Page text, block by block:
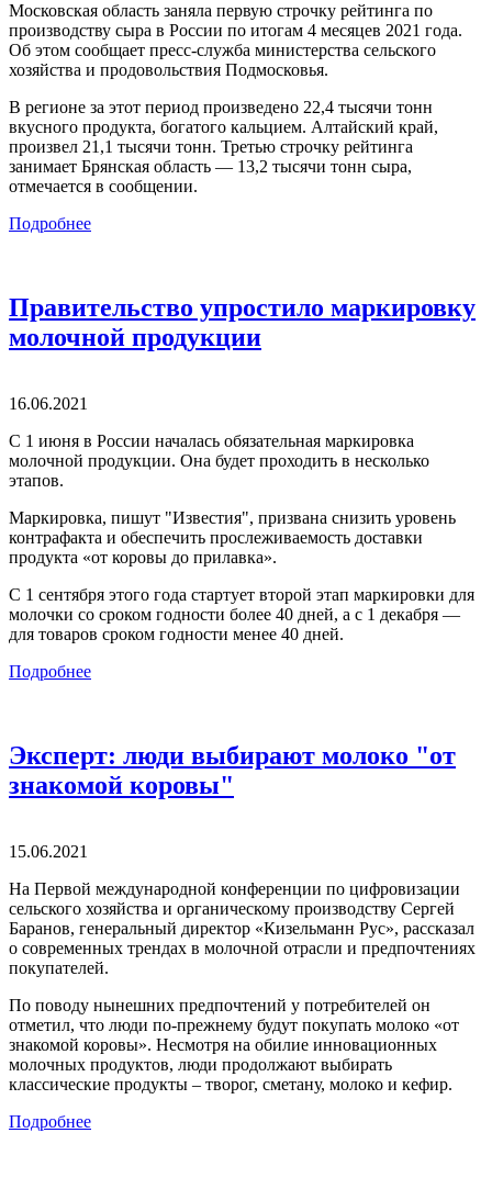
Московская область заняла первую строчку рейтинга по
производству сыра в России по итогам 4 месяцев 2021 года.
Об этом сообщает пресс-служба министерства сельского
хозяйства и продовольствия Подмосковья.
В регионе за этот период произведено 22,4 тысячи тонн
вкусного продукта, богатого кальцием. Алтайский край,
произвел 21,1 тысячи тонн. Третью строчку рейтинга
занимает Брянская область — 13,2 тысячи тонн сыра,
отмечается в сообщении.
Подробнее
Правительство упростило маркировку
молочной продукции
16.06.2021
C 1 июня в России началась обязательная маркировка
молочной продукции. Она будет проходить в несколько
этапов.
Маркировка, пишут "Известия", призвана снизить уровень
контрафакта и обеспечить прослеживаемость доставки
продукта «от коровы до прилавка».
С 1 сентября этого года стартует второй этап маркировки для
молочки со сроком годности более 40 дней, а с 1 декабря —
для товаров сроком годности менее 40 дней.
Подробнее
Эксперт: люди выбирают молоко "от
знакомой коровы"
15.06.2021
На Первой международной конференции по цифровизации
сельского хозяйства и органическому производству Сергей
Баранов, генеральный директор «Кизельманн Рус», рассказал
о современных трендах в молочной отрасли и предпочтениях
покупателей.
По поводу нынешних предпочтений у потребителей он
отметил, что люди по-прежнему будут покупать молоко «от
знакомой коровы». Несмотря на обилие инновационных
молочных продуктов, люди продолжают выбирать
классические продукты – творог, сметану, молоко и кефир.
Подробнее